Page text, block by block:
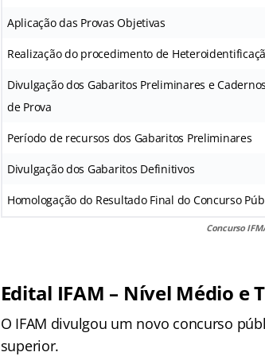
Aplicação das Provas Objetivas
Realização do procedimento de
Divulgação dos Gabaritos Preliminares e Cadernos
de Prova
Período de recursos dos Gabaritos Preliminares
Divulgação dos Gabaritos Definitivos
Homologação do Resultado Final do Concurso
Concurso
Edital IFAM – Nível Médio e
O IFAM divulgou um novo concurso
superior.